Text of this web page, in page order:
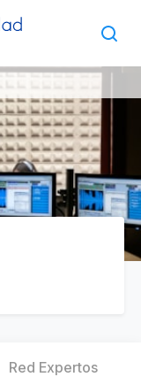
Red Expertos